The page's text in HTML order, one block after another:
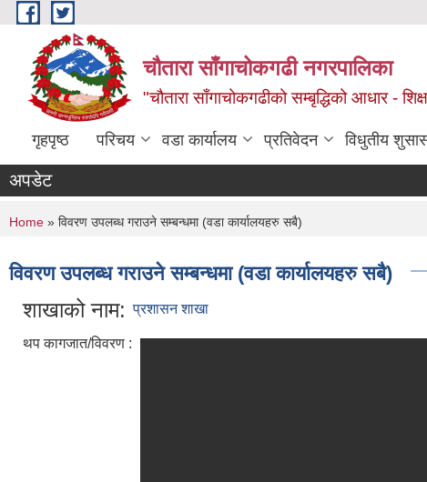
Skip to main content
चौतारा साँगाचोकगढी नगरपालिका
"चौतारा साँगाचोकगढीको सम्बृद्धिको आधार -
गृहपृष्ठ परिचय वडा कार्यालय प्रतिवेदन विधुतीय
अपडेट
You are here
Home » विवरण उपलब्ध गराउने सम्बन्धमा (वडा कार्यालयहरु सबै)
विवरण उपलब्ध गराउने सम्बन्धमा (वडा कार्यालयहरु सबै)
शाखाको नाम: प्रशासन शाखा
थप कागजात/विवरण :